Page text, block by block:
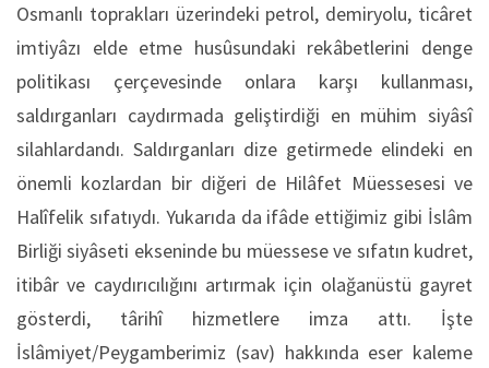
Osmanlı toprakları üzerindeki petrol, demiryolu, ticâret
imtiyâzı elde etme husûsundaki rekâbetlerini denge
politikası çerçevesinde onlara karşı kullanması,
saldırganları caydırmada geliştirdiği en mühim siyâsî
silahlardandı. Saldırganları dize getirmede elindeki en
önemli kozlardan bir diğeri de Hilâfet Müessesesi ve
Halîfelik sıfatıydı. Yukarıda da ifâde ettiğimiz gibi İslâm
Birliği siyâseti ekseninde bu müessese ve sıfatın kudret,
itibâr ve caydırıcılığını artırmak için olağanüstü gayret
gösterdi, târihî hizmetlere imza attı. İşte
İslâmiyet/Peygamberimiz (sav) hakkında eser kaleme